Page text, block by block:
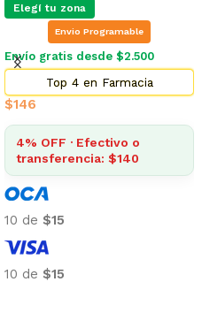
Elegí tu zona
Envio Programable
Envío gratis desde $2.500
Top 4 en Farmacia
$146
4% OFF · Efectivo o
transferencia: $140
10 de $15
10 de $15